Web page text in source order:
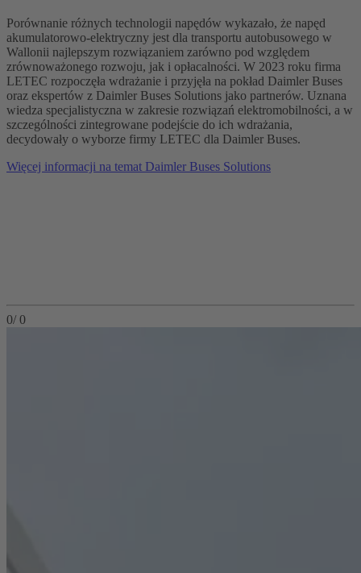
Porównanie różnych technologii napędów wykazało, że napęd
akumulatorowo-elektryczny jest dla transportu autobusowego w
Wallonii najlepszym rozwiązaniem zarówno pod względem
zrównoważonego rozwoju, jak i opłacalności. W 2023 roku firma
LETEC rozpoczęła wdrażanie i przyjęła na pokład Daimler Buses
oraz ekspertów z Daimler Buses Solutions jako partnerów. Uznana
wiedza specjalistyczna w zakresie rozwiązań elektromobilności, a w
szczególności zintegrowane podejście do ich wdrażania,
decydowały o wyborze firmy LETEC dla Daimler Buses.
Więcej informacji na temat Daimler Buses Solutions
0/ 0